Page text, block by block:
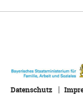
Datenschutz